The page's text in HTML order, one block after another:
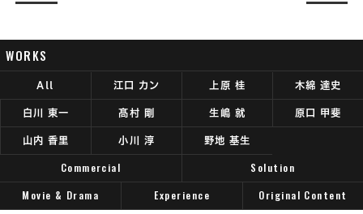
WORKS
All 江口 カン 上原 桂 木綿 達史
白川 東一 髙村 剛 生嶋 就 原口 甲斐
山内 香里 小川 淳 野地 基生
Commercial
Solution
Movie & Drama
Experience Original Content